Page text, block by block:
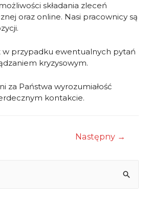
składania zleceń
oraz online. Nasi pracownicy są
w przypadku ewentualnych pytań
kryzysowym.
za Państwa wyrozumiałość
kontakcie.
Następny →